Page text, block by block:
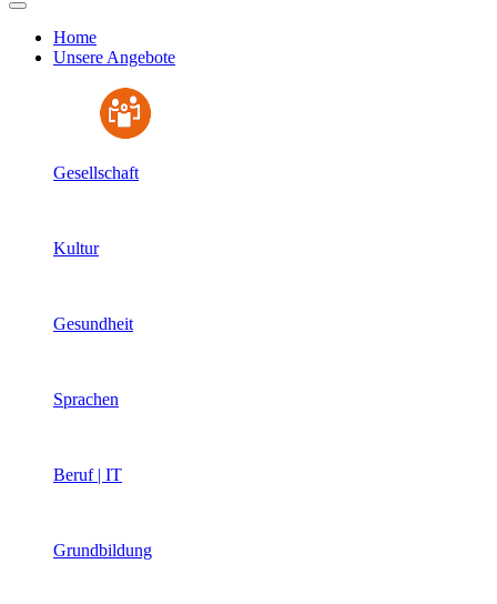
Home
Unsere Angebote
Gesellschaft
Kultur
Gesundheit
Sprachen
Beruf | IT
Grundbildung